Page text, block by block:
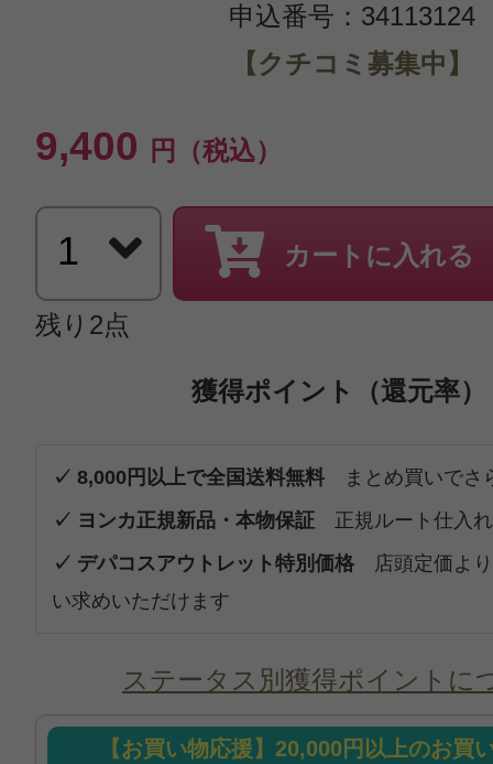
申込番号：34113124
【クチコミ募集中】
9,400 円（税込）
カートに入れる
残り2点
獲得ポイント（還元率）
✓ 8,000円以上で全国送料無料 まとめ買いでさ
✓ ヨンカ正規新品・本物保証 正規ルート仕入
✓ デパコスアウトレット特別価格 店頭定価よ
い求めいただけます
ステータス別獲得ポイントに
【お買い物応援】20,000円以上のお買